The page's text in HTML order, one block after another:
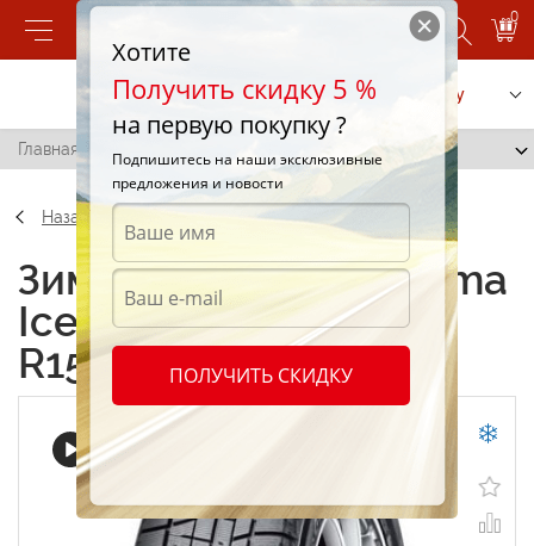
0
Позвонить Заказать услугу
Главная / Yokohama IceGuard IG50 195/55 R15 85Q
Назад
Зимние шины Yokohama
IceGuard IG50 195/55
R15 85Q
Хотите
Получить скидку 5 %
на первую покупку ?
Подпишитесь на наши эксклюзивные
предложения и новости
ПОЛУЧИТЬ СКИДКУ